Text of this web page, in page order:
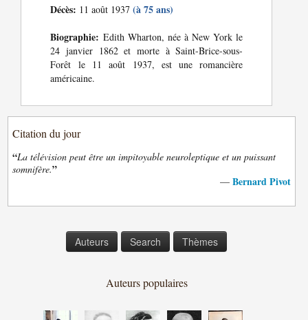
Décès: 11 août 1937(à 75 ans)
Biographie: Edith Wharton, née à New York le
24 janvier 1862 et morte à Saint-Brice-sous-
Forêt le 11 août 1937, est une romancière
américaine.
Citation du jour
“La télévision peut être un impitoyable neuroleptique et un puissant
somnifère.”
— Bernard Pivot
Auteurs Search Thèmes
Auteurs populaires